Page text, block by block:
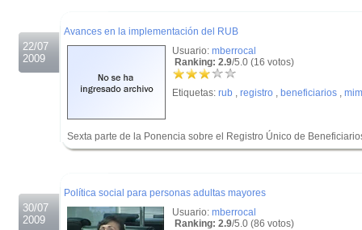
22/07
2009
Avances en la implementación del RUB
Usuario: mberrocal
Ranking: 2.9/5.0 (16 votos)
Etiquetas: rub , registro , beneficiarios ,
Sexta parte de la Ponencia sobre el Registro Único de
30/07
2009
Política social para personas adultas mayores
Usuario: mberrocal
Ranking: 2.9/5.0 (86 votos)